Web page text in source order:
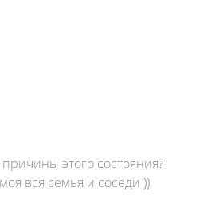
этого состояния?
вся семья и соседи ))